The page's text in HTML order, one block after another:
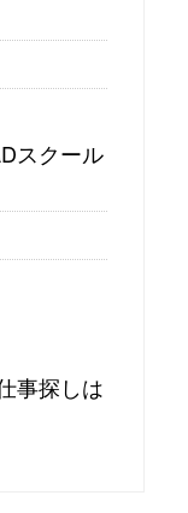
スクール
事探しは